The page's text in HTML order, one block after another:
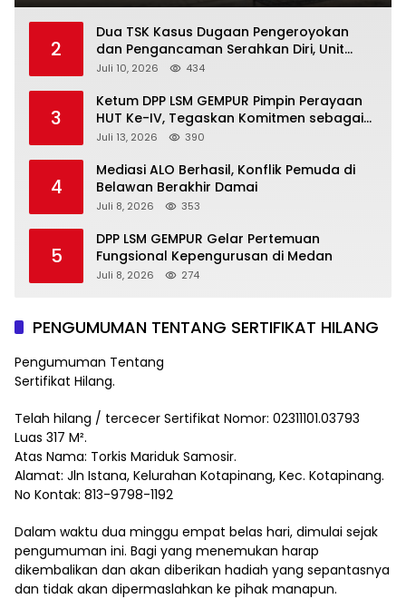
2
Dua TSK Kasus Dugaan Pengeroyokan
dan Pengancaman Serahkan Diri, Unit
Reskrim Polsek Lolowau Tuntaskan
Juli 10, 2026 434
3
Ketum DPP LSM GEMPUR Pimpin Perayaan
HUT Ke-IV, Tegaskan Komitmen sebagai
Mitra Pemerintah dan Corong Aspirasi
Juli 13, 2026 390
4
Mediasi ALO Berhasil, Konflik Pemuda di
Belawan Berakhir Damai
Juli 8, 2026 353
5
DPP LSM GEMPUR Gelar Pertemuan
Fungsional Kepengurusan di Medan
Juli 8, 2026 274
PENGUMUMAN TENTANG SERTIFIKAT HILANG
Pengumuman Tentang
Sertifikat Hilang.
Telah hilang / tercecer Sertifikat Nomor: 02311101.03793
Luas 317 M².
Atas Nama: Torkis Mariduk Samosir.
Alamat: Jln Istana, Kelurahan Kotapinang, Kec. Kotapinang.
No Kontak: 813-9798-1192
Dalam waktu dua minggu empat belas hari, dimulai sejak
pengumuman ini. Bagi yang menemukan harap
dikembalikan dan akan diberikan hadiah yang sepantasnya
dan tidak akan dipermaslahkan ke pihak manapun.